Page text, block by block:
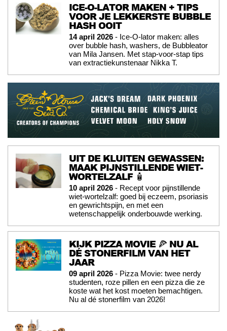
ICE-O-LATOR MAKEN + TIPS
VOOR JE LEKKERSTE BUBBLE
HASH OOIT
14 april 2026 - Ice-O-lator maken: alles
over bubble hash, washers, de Bubbleator
van Mila Jansen. Met stap-voor-stap tips
van extractiekunstenaar Nikka T.
UIT DE KLUITEN GEWASSEN:
MAAK PIJNSTILLENDE WIET-
WORTELZALF 🧴
10 april 2026 - Recept voor pijnstillende
wiet-wortelzalf: goed bij eczeem, psoriasis
en gewrichtspijn, en met een
wetenschappelijk onderbouwde werking.
KIJK PIZZA MOVIE 🍕 NU AL
DÉ STONERFILM VAN HET
JAAR
09 april 2026 - Pizza Movie: twee nerdy
studenten, roze pillen en een pizza die ze
koste wat het kost moeten bemachtigen.
Nu al dé stonerfilm van 2026!